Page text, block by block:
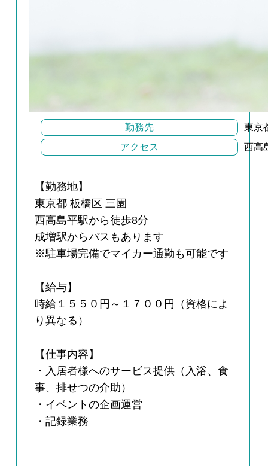
勤務先
東京
アクセス
西高
【勤務地】
東京都 板橋区 三園
西高島平駅から徒歩8分
成増駅からバスもあります
※駐車場完備でマイカー通勤も可能です
【給与】
時給１５５０円～１７００円（資格によ
り異なる）
【仕事内容】
・入居者様へのサービス提供（入浴、食
事、排せつの介助）
・イベントの企画運営
・記録業務